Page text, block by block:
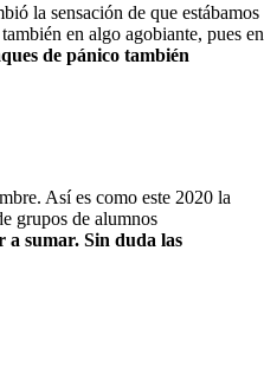
la sensación de que estábamos
en algo agobiante, pues en
de pánico también
Así es como este 2020 la
grupos de alumnos
a sumar. Sin duda las